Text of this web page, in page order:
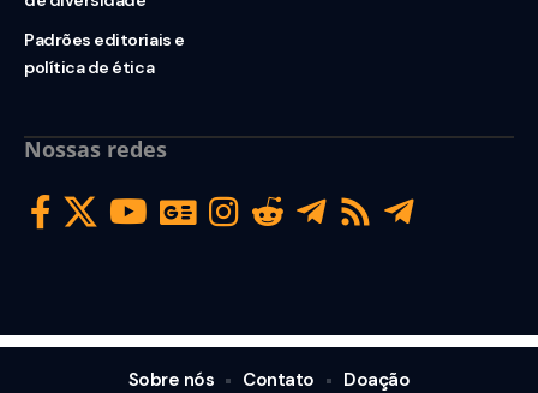
Padrões editoriais e
política de ética
Nossas redes
Sobre nós Contato Doação